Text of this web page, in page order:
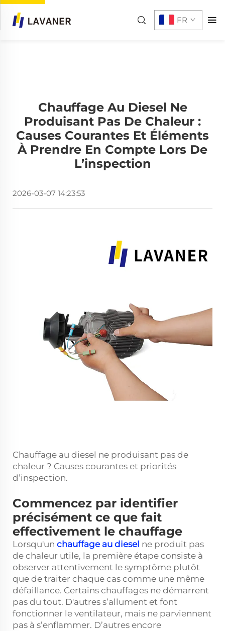
FR
Chauffage Au Diesel Ne
Produisant Pas De Chaleur :
Causes Courantes Et Éléments
À Prendre En Compte Lors De
L’inspection
2026-03-07 14:23:53
Chauffage au diesel ne produisant pas de
chaleur ? Causes courantes et priorités
d’inspection.
Commencez par identifier
précisément ce que fait
effectivement le chauffage
Lorsqu'un chauffage au diesel ne produit pas
de chaleur utile, la première étape consiste à
observer attentivement le symptôme plutôt
que de traiter chaque cas comme une même
défaillance. Certains chauffages ne démarrent
pas du tout. D'autres s’allument et font
fonctionner le ventilateur, mais ne parviennent
pas à s’enflammer. D’autres encore